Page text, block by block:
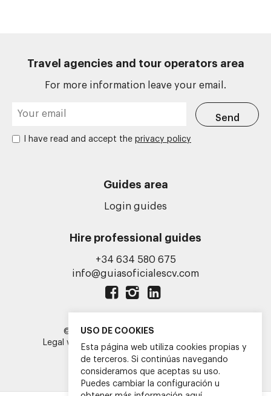
Travel agencies and tour operators area
For more information leave your email.
I have read and accept the privacy policy
Guides area
Login guides
Hire professional guides
+34 634 580 675
info@guiasoficialescv.com
© AGOCV 2026. All rights reserved.
Legal warning
Cookies policy
Privacy policy
Web design and development
Eriberto Caria
USO DE COOKIES
Esta página web utiliza cookies propias y
de terceros. Si continúas navegando
consideramos que aceptas su uso.
Puedes cambiar la configuración u